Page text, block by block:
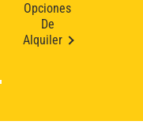
Opciones
De
Alquiler